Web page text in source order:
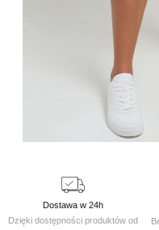
Dostawa w 24h
Dzięki dostępności produktów od